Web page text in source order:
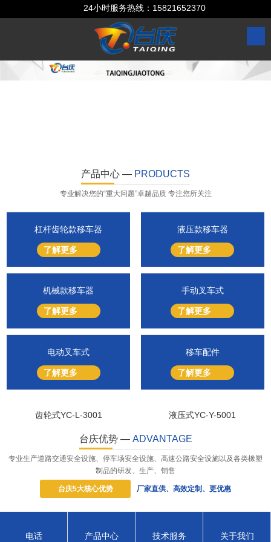
24小时服务热线： 15821652370
产品中心 — PRODUCTS
专业解决您的“重大问题”卓越品质 专注您所关注
杠杆齿轮款移车器
了解更多
液压款移车器
了解更多
机械款移车器
了解更多
手动叉车式
了解更多
电动叉车式
了解更多
移车配件
了解更多
齿轮式YC-L-3001 液压式YC-Y-5001
台庆优势 — ADVANTAGE
专业生产道路交通安全设施、停车场安全设施、高速公路安全设施以及各类橡塑
制品的研发、生产、销售
台庆5大核心优势 厂家直供、高效定制、更优惠
高端品质打造 始终坚持以创新提升品质
电话 产品中心 技术服务 关于我们